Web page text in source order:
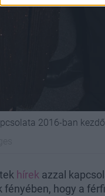
2016-ban
hírek azzal
hogy a